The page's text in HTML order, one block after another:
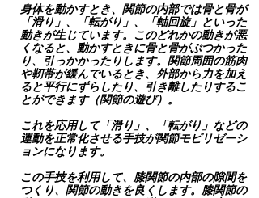
身体を動かすとき、関節の内部では骨と骨が
「滑り」、「転がり」、「軸回旋」といった
動きが生じています。このどれかの動きが悪
くなると、動かすときに骨と骨がぶつかった
り、引っかかったりします。関節周囲の筋肉
や靭帯が緩んでいるとき、外部から力を加え
ると平行にずらしたり、引き離したりするこ
とができます（関節の遊び）。
これを応用して「滑り」、「転がり」などの
運動を正常化させる手技が関節モビリゼーシ
ョンになります。
この手技を利用して、膝関節の内部の隙間を
つくり、関節の動きを良くします。膝関節の